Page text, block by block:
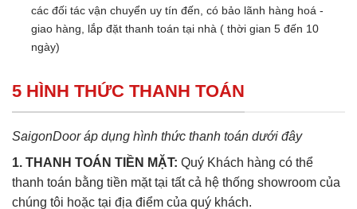
các đối tác vận chuyển uy tín đến, có bảo lãnh hàng hoá -
giao hàng, lắp đặt thanh toán tại nhà ( thời gian 5 đến 10
ngày)
5 HÌNH THỨC THANH TOÁN
SaigonDoor áp dụng hình thức thanh toán dưới đây
1. THANH TOÁN TIỀN MẶT: Quý Khách hàng có thể
thanh toán bằng tiền mặt tại tất cả hệ thống showroom của
chúng tôi hoặc tại địa điểm của quý khách.